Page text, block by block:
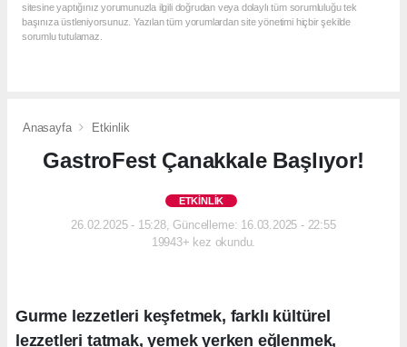
sitesine yaptığınız yorumunuzla ilgili doğrudan veya dolaylı tüm sorumluluğu tek
başınıza üstleniyorsunuz. Yazılan tüm yorumlardan site yönetimi hiçbir şekilde
sorumlu tutulamaz.
Anasayfa Etkinlik
GastroFest Çanakkale Başlıyor!
ETKINLIK
26.02.2025 - 15:28, Güncelleme: 16.03.2025 - 22:55
19943+ kez okundu.
Gurme lezzetleri keşfetmek, farklı kültürel
lezzetleri tatmak, yemek yerken eğlenmek,